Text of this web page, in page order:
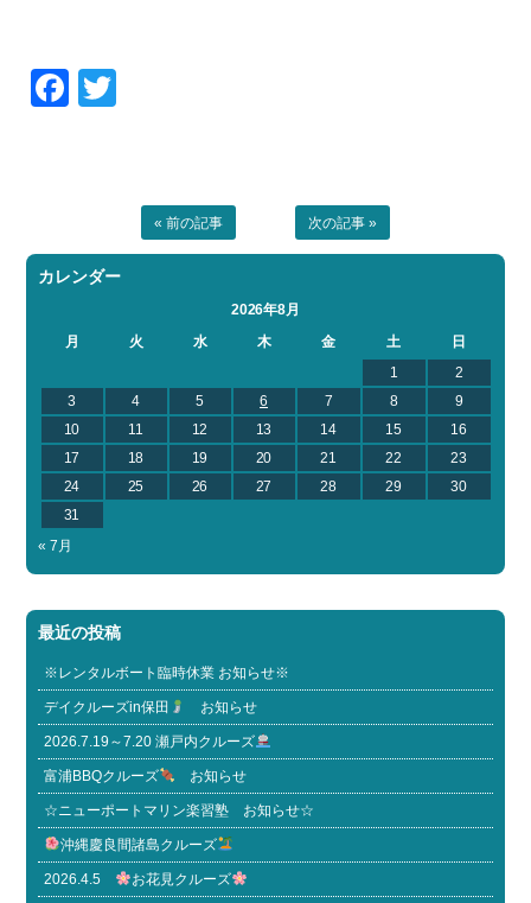
Facebook
« 前の記事 次の記事 »
カレンダー
2026年8月
月
火 水 木 金 土
日
1
2
3
4 5 6 7 8
9
10
11 12 13 14 15
16
17
18 19 20 21 22
23
24
25 26 27 28 29
30
31
« 7月
最近の投稿
※レンタルボート臨時休業 お知らせ※
デイクルーズin保田 お知らせ
2026.7.19～7.20 瀬戸内クルーズ
富浦BBQクルーズ お知らせ
☆ニューポートマリン楽習塾 お知らせ☆
沖縄慶良間諸島クルーズ
2026.4.5 お花見クルーズ